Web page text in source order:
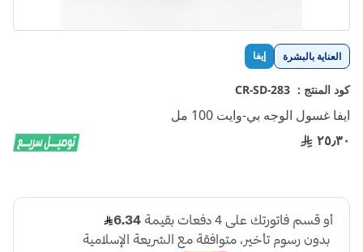
العناية بالبشرة إيفا
كود المنتج : CR-SD-283
ايفا غسول الوجه بي-وايت 100 مل
٢٥٫٣٠
تخطي
إلى
بداية
معرض
الصور